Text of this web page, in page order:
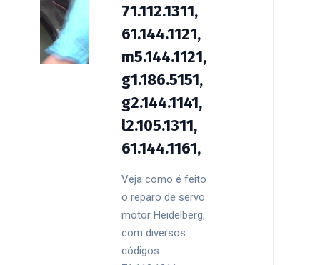
71.112.1311,
61.144.1121,
m5.144.1121,
g1.186.5151,
g2.144.1141,
l2.105.1311,
61.144.1161,
Veja como é feito
o reparo de servo
motor Heidelberg,
com diversos
códigos: